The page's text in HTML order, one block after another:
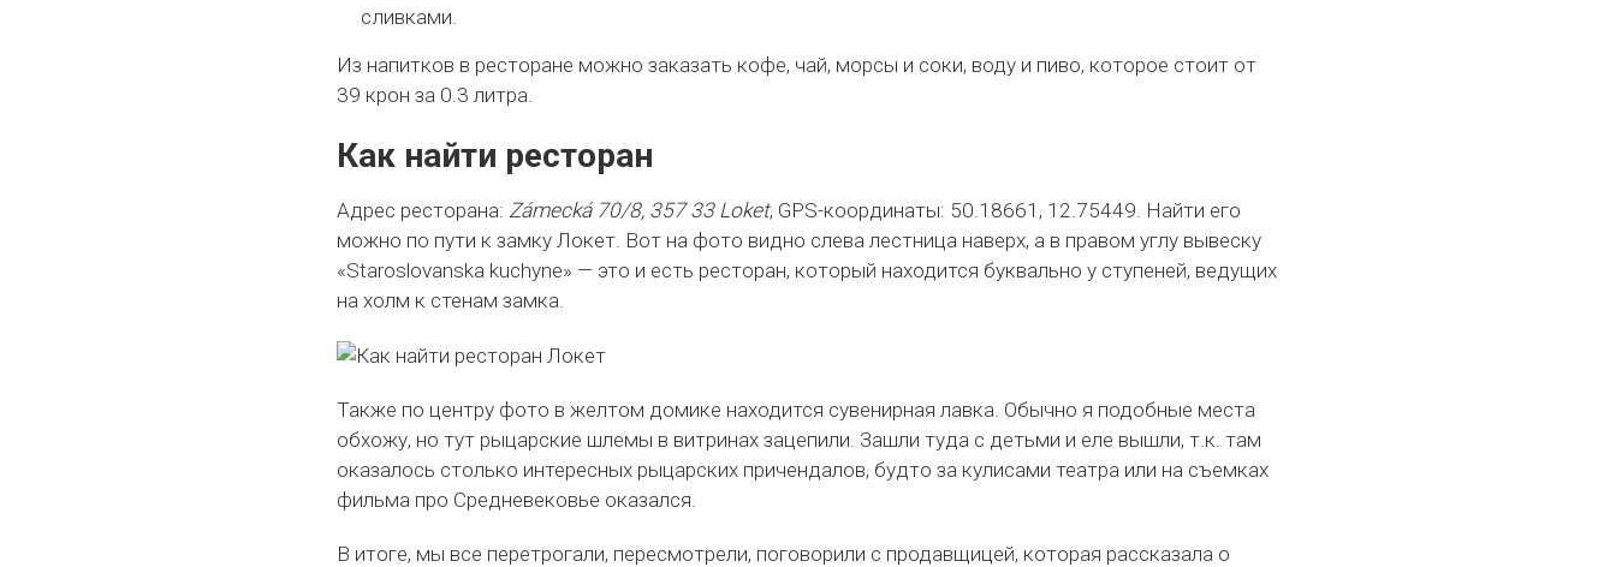
сливками.
Из напитков в ресторане можно заказать кофе, чай, морсы и соки, воду и пиво, которое стоит от
39 крон за 0.3 литра.
Как найти ресторан
Адрес ресторана: Zámecká 70/8, 357 33 Loket, GPS-координаты: 50.18661, 12.75449. Найти его
можно по пути к замку Локет. Вот на фото видно слева лестница наверх, а в правом углу вывеску
«Staroslovanska kuchyne» — это и есть ресторан, который находится буквально у ступеней, ведущих
на холм к стенам замка.
Также по центру фото в желтом домике находится сувенирная лавка. Обычно я подобные места
обхожу, но тут рыцарские шлемы в витринах зацепили. Зашли туда с детьми и еле вышли, т.к. там
оказалось столько интересных рыцарских причендалов, будто за кулисами театра или на съемках
фильма про Средневековье оказался.
В итоге, мы все перетрогали, пересмотрели, поговорили с продавщицей, которая рассказала о